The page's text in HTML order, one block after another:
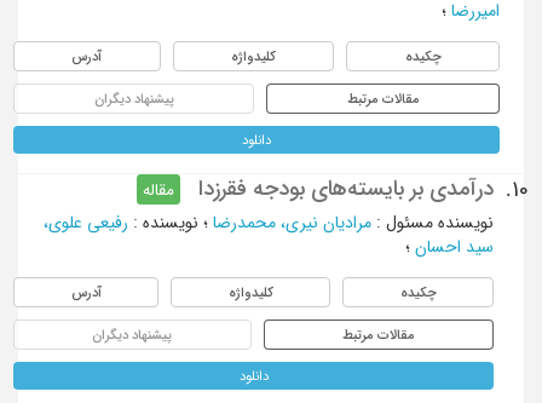
امیررضا؛
چکیده کلیدواژه آدرس
مقالات مرتبط پیشنهاد دیگران
دانلود
10. درآمدی بر بایسته‌های بودجه فقرزدا
مقاله
نویسنده مسئول : مرادیان نیری، محمدرضا؛ نویسنده: رفیعی علوی،
سید احسان؛
چکیده کلیدواژه آدرس
مقالات مرتبط پیشنهاد دیگران
دانلود